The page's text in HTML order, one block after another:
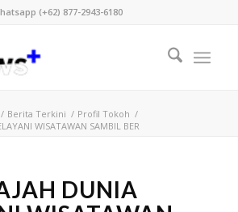
(+62) 877-2943-6180
/ Berita Terkini / Profil Tokoh /
WISATAWAN SAMBIL BER
DUNIA